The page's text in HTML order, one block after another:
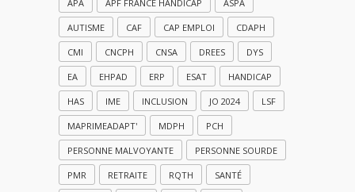
APA APF FRANCE HANDICAP ASPA
AUTISME CAF CAP EMPLOI CDAPH
CMI CNCPH CNSA DREES DYS
EA EHPAD ERP ESAT HANDICAP
HAS IME INCLUSION JO 2024 LSF
MAPRIMEADAPT' MDPH PCH
PERSONNE MALVOYANTE PERSONNE SOURDE
PMR RETRAITE RQTH SANTÉ